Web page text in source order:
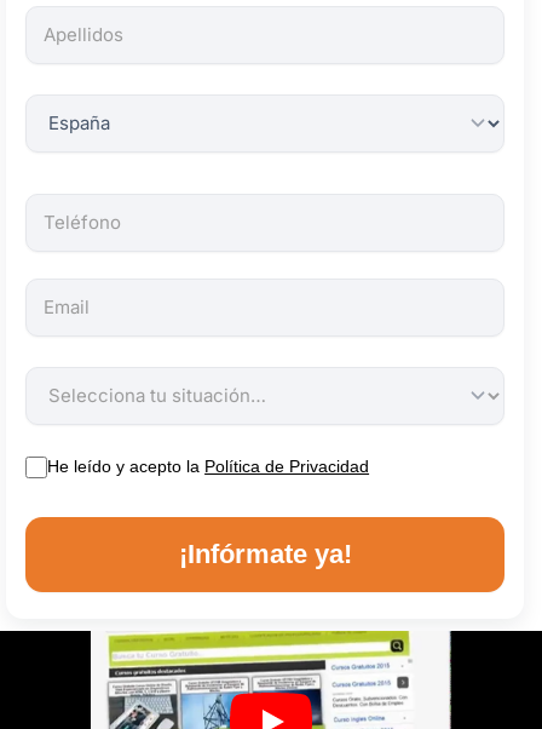
son
obligatorios.
He leído y acepto la Política de Privacidad
¡Infórmate ya!